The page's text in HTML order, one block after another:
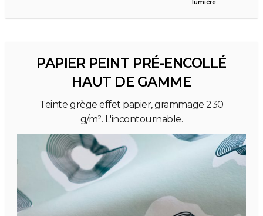
lumière
PAPIER PEINT PRÉ-ENCOLLÉ
HAUT DE GAMME
Teinte grège effet papier, grammage 230
g/m². L'incontournable.